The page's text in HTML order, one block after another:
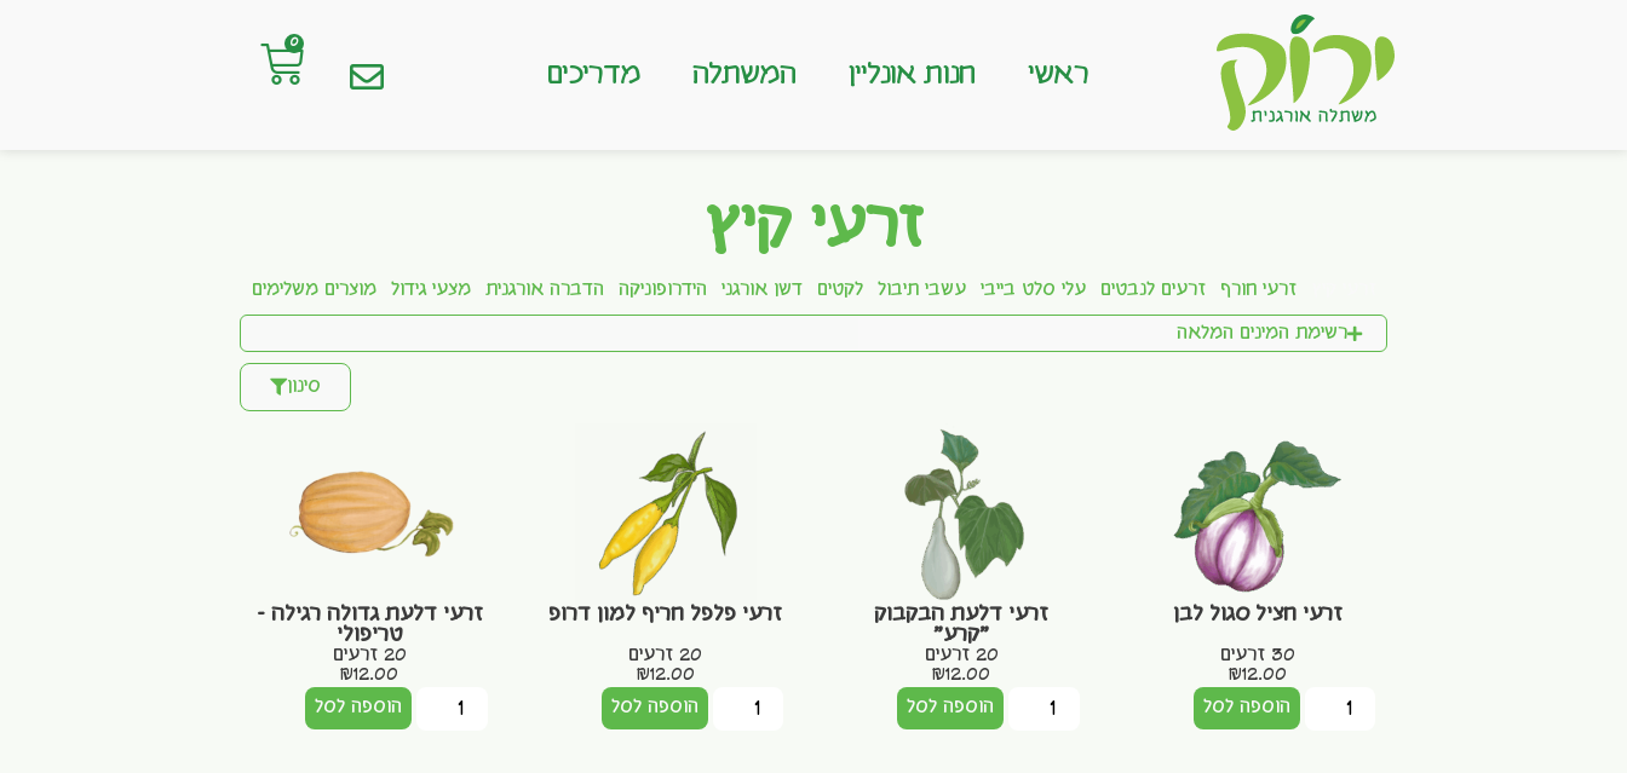
ראשי חנות אונליין המשתלה מדריכים
0
זרעי קיץ
זרעי חורף זרעים לנבטים עלי סלט בייבי עשבי תיבול לקטים דשן אורגני הידרופוניקה הדברה אורגנית מצעי גידול מוצרים משלימים
רשימת המינים המלאה
סינון
זרעי חציל סגול לבן
30 זרעים
₪12.00
הוספה לסל
זרעי דלעת הבקבוק
"קרע"
20 זרעים
₪12.00
הוספה לסל
זרעי פלפל חריף למון דרופ
20 זרעים
₪12.00
הוספה לסל
זרעי דלעת גדולה רגילה –
טריפולי
20 זרעים
₪12.00
הוספה לסל